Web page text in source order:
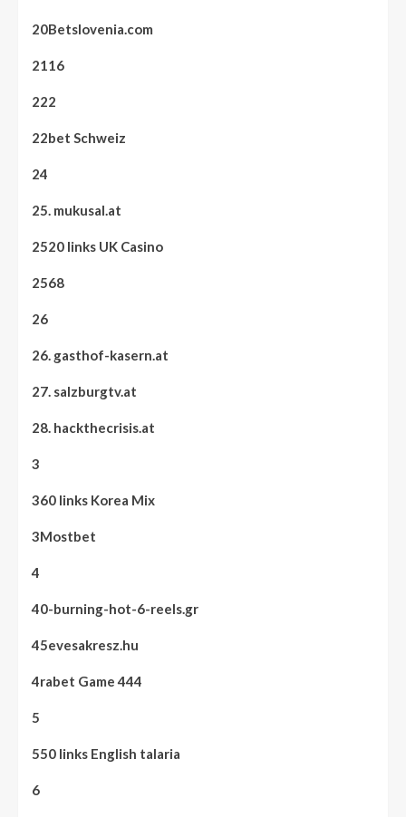
20Betslovenia.com
2116
222
22bet Schweiz
24
25. mukusal.at
2520 links UK Casino
2568
26
26. gasthof-kasern.at
27. salzburgtv.at
28. hackthecrisis.at
3
360 links Korea Mix
3Mostbet
4
40-burning-hot-6-reels.gr
45evesakresz.hu
4rabet Game 444
5
550 links English talaria
6